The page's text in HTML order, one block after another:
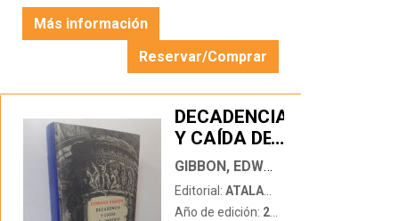
Más información
Reservar/Comprar
DECADENCIA
Y CAÍDA DEL
IMPERIO
ROMANO
VOLUMEN 1
…
GIBBON, EDWARD
Editorial: ATALANTA
Año de edición: 2012